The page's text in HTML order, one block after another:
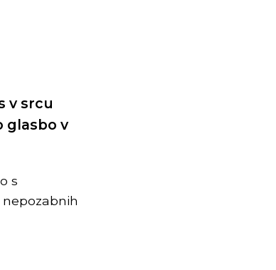
v srcu
glasbo v
s